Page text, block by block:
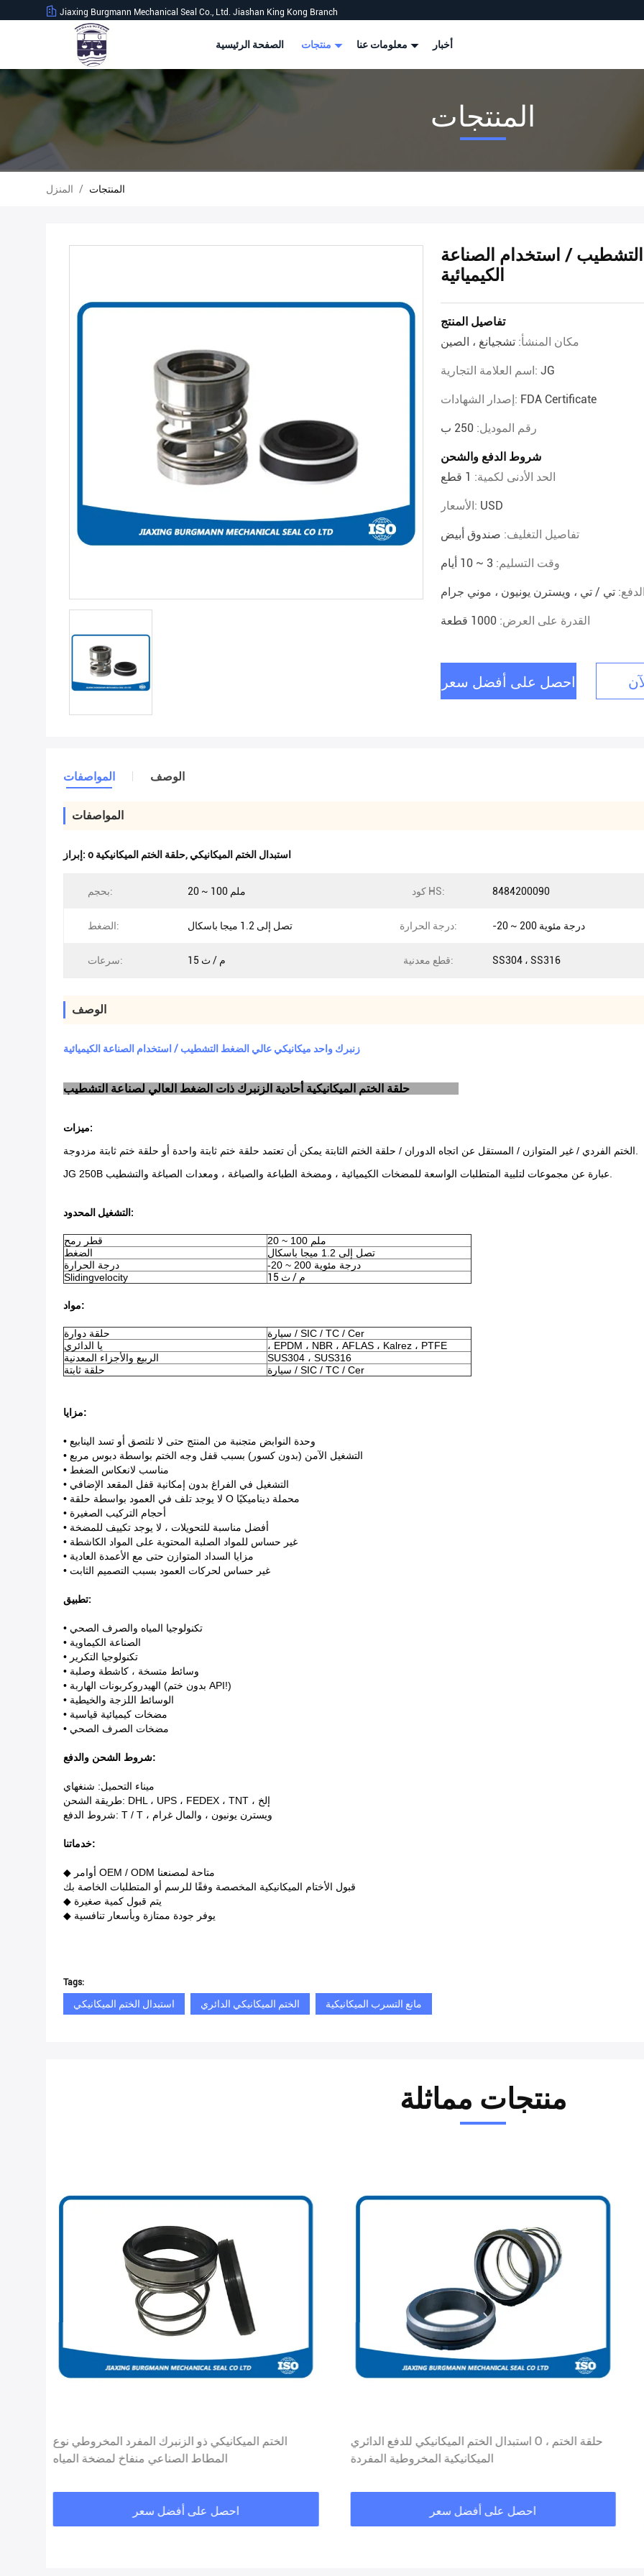
Jiaxing Burgmann Mechanical Seal Co., Ltd. Jiashan King Kong Branch
الصفحة الرئيسية أخبار
المنتجات
المنزل / المنتجات
/ استخدام الصناعة
الكيميائية
تفاصيل المنتج
مكان المنشأ: تشجيانغ ، الصين
اسم العلامة التجارية: JG
إصدار الشهادات: FDA Certificate
رقم الموديل: 250 ب
شروط الدفع والشحن
الحد الأدنى لكمية: 1 قطع
الأسعار: USD
تفاصيل التغليف: صندوق أبيض
وقت التسليم: 3 ~ 10 أيام
تي / تي ، ويسترن يونيون ، موني جرام
القدرة على العرض: 1000 قطعة
احصل على أفضل سعر
المواصفات الوصف
المواصفات
إبراز: o حلقة الختم الميكانيكية, استبدال الختم الميكانيكي
بحجم: 20 ~ 100 ملم كود HS: 8484200090
الضغط: تصل إلى 1.2 ميجا باسكال درجة الحرارة: -20 ~ 200 درجة مئوية
سرعات: 15 م / ث قطع معدنية: SS304 ، SS316
الوصف
زنبرك واحد ميكانيكي عالي الضغط التشطيب / استخدام الصناعة الكيميائية
ميزات:
التشغيل المحدود:
قطر رمح
20 ~ 100 ملم
الضغط
تصل إلى 1.2 ميجا باسكال
درجة الحرارة
-20 ~ 200 درجة مئوية
Slidingvelocity
15 م / ث
مواد:
حلقة دوارة
سيارة / SIC / TC / Cer
يا الدائري
، EPDM ، NBR ، AFLAS ، Kalrez ، PTFE
الربيع والأجزاء المعدنية
SUS304 ، SUS316
حلقة ثابتة
سيارة / SIC / TC / Cer
مزايا:
• وحدة النوابض متجنبة من المنتج حتى لا تلتصق أو تسد الينابيع
• التشغيل الآمن (بدون كسور) بسبب قفل وجه الختم بواسطة دبوس مربع
• مناسب لانعكاس الضغط
• التشغيل في الفراغ بدون إمكانية قفل المقعد الإضافي
• لا يوجد تلف في العمود بواسطة حلقة O محملة ديناميكيًا
• أحجام التركيب الصغيرة
• أفضل مناسبة للتحويلات ، لا يوجد تكييف للمضخة
• غير حساس للمواد الصلبة المحتوية على المواد الكاشطة
• مزايا السداد المتوازن حتى مع الأعمدة العادية
• غير حساس لحركات العمود بسبب التصميم الثابت
تطبيق:
• تكنولوجيا المياه والصرف الصحي
• الصناعة الكيماوية
• تكنولوجيا التكرير
• وسائط متسخة ، كاشطة وصلبة
• الهيدروكربونات الهاربة (بدون ختم API!)
• الوسائط اللزجة والخيطية
• مضخات كيميائية قياسية
• مضخات الصرف الصحي
شروط الشحن والدفع:
ميناء التحميل: شنغهاي
طريقة الشحن: DHL ، UPS ، FEDEX ، TNT ، إلخ
شروط الدفع: T / T ، ويسترن يونيون ، والمال غرام
خدماتنا:
◆ أوامر OEM / ODM متاحة لمصنعنا
قبول الأختام الميكانيكية المخصصة وفقًا للرسم أو المتطلبات الخاصة بك
◆ يتم قبول كمية صغيرة
◆ يوفر جودة ممتازة وبأسعار تنافسية
Tags:
استبدال الختم الميكانيكي الختم الميكانيكي الدائري مانع التسرب الميكانيكية
منتجات مماثلة
الختم الميكانيكي ذو الزنبرك المفرد المخروطي نوع
المطاط الصناعي منفاخ لمضخة المياه
احصل على أفضل سعر
استبدال الختم الميكانيكي للدفع الدائري O ، حلقة الختم
الميكانيكية المخروطية المفردة
احصل على أفضل سعر